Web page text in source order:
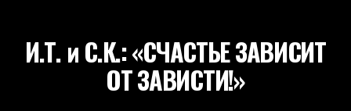
И.Т. и С.К.: «СЧАСТЬЕ ЗАВИСИТ
ОТ ЗАВИСТИ!»